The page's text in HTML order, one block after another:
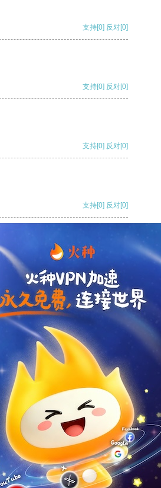
支持[0] 反对[0]
支持[0] 反对[0]
支持[0] 反对[0]
支持[0] 反对[0]
反对
反对[0]
快连加速器
原子加速器
极光vp加速器 啊哈加速器